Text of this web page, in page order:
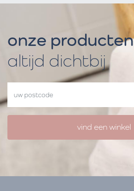
onze producten
altijd dichtbij
vind een winkel